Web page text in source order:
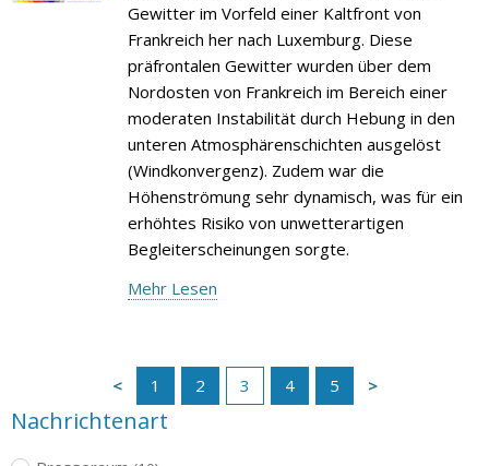
Gewitter im Vorfeld einer Kaltfront von
Frankreich her nach Luxemburg. Diese
präfrontalen Gewitter wurden über dem
Nordosten von Frankreich im Bereich einer
moderaten Instabilität durch Hebung in den
unteren Atmosphärenschichten ausgelöst
(Windkonvergenz). Zudem war die
Höhenströmung sehr dynamisch, was für ein
erhöhtes Risiko von unwetterartigen
Begleiterscheinungen sorgte.
Mehr Lesen
1 2 3 4 5
Nachrichtenart